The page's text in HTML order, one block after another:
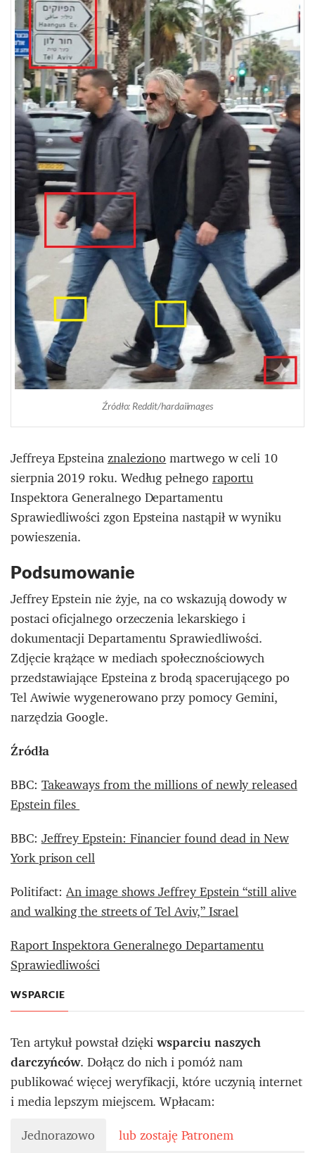
Źródło: Reddit/hardaiimages
Jeffreya Epsteinaznalezionomartwego w celi 10
sierpnia 2019 roku. Według pełnegoraportu
Inspektora Generalnego Departamentu
Sprawiedliwości zgon Epsteina nastąpił w wyniku
powieszenia.
Podsumowanie
Jeffrey Epstein nie żyje, na co wskazują dowody w
postaci oficjalnego orzeczenia lekarskiego i
dokumentacji Departamentu Sprawiedliwości.
Zdjęcie krążące w mediach społecznościowych
przedstawiające Epsteina z brodą spacerującego po
Tel Awiwie wygenerowano przy pomocy Gemini,
narzędzia Google.
Źródła
BBC:Takeaways from the millions of newly released
Epstein files
BBC:Jeffrey Epstein: Financier found dead in New
York prison cell
Politifact:An image shows Jeffrey Epstein “still alive
and walking the streets of Tel Aviv,” Israel
Raport Inspektora Generalnego Departamentu
Sprawiedliwości
WSPARCIE
Ten artykuł powstał dziękiwsparciu naszych
darczyńców. Dołącz do nich i pomóż nam
publikować więcej weryfikacji, które uczynią internet
i media lepszym miejscem. Wpłacam:
Jednorazowo
lub zostaję Patronem